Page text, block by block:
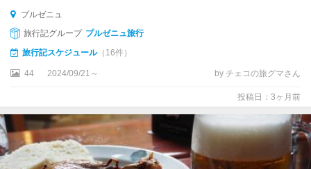
ミ
ュ
ル
プルゼニュ
旅行記グループ プルゼニュ旅行
旅行記スケジュール（16件）
44 2024/09/21～ by チェコの旅グマさん
投稿日：3ヶ月前